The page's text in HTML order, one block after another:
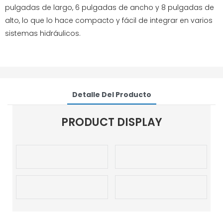
pulgadas de largo, 6 pulgadas de ancho y 8 pulgadas de
alto, lo que lo hace compacto y fácil de integrar en varios
sistemas hidráulicos.
Detalle Del Producto
PRODUCT DISPLAY